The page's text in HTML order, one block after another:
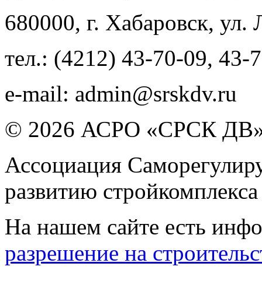
680000, г. Хабаровск, ул.
тел.: (4212) 43-70-09, 43-
e-mail: admin@srskdv.ru
© 2026 АСРО «СРСК
Ассоциация
развитию
На нашем сайте есть
разрешение на